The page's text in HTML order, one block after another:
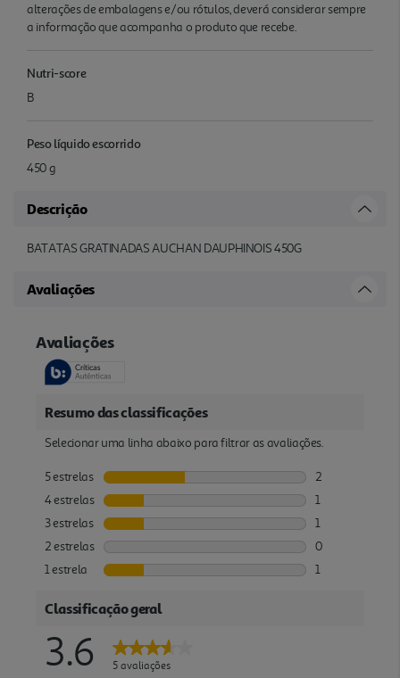
alterações de embalagens e/ou rótulos, deverá considerar sempre
a informação que acompanha o produto que recebe.
Nutri-score
B
Peso líquido escorrido
450 g
Descrição
BATATAS GRATINADAS AUCHAN DAUPHINOIS 450G
Avaliações